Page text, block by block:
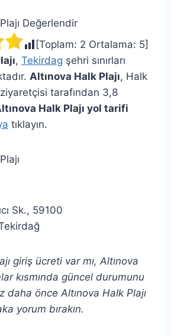
Plajı Değerlendir
[Toplam: 2 Ortalama: 5]
, Tekirdag şehri sınırları
Altınova Halk Plajı, Halk
tarafından 3,8
Halk Plajı yol tarifi
tıklayın.
Sk., 59100
giriş ücreti var mı, Altınova
kısmında güncel durumunu
daha önce Altınova Halk Plajı
yorum bırakın.